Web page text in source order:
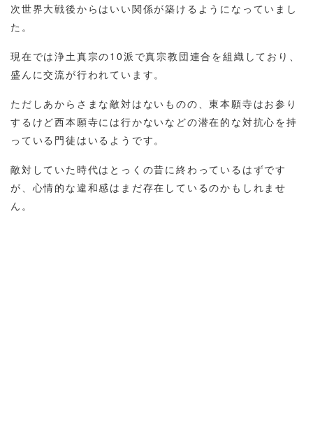
次世界大戦後からはいい関係が築けるようになっていまし
た。
現在では浄土真宗の10派で真宗教団連合を組織しており、
盛んに交流が行われています。
ただしあからさまな敵対はないものの、東本願寺はお参り
するけど西本願寺には行かないなどの潜在的な対抗心を持
っている門徒はいるようです。
敵対していた時代はとっくの昔に終わっているはずです
が、心情的な違和感はまだ存在しているのかもしれませ
ん。